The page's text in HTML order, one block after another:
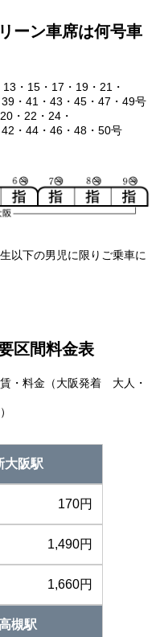
ーン車席は何号車
・15・17・19・21・
・41・43・45・47・49号
・22・24・
・44・46・48・50号
以下の男児に限りご乗車に
区間料金表
・料金（大阪発着 大人・
大阪駅
170円
1,490円
1,660円
槻駅